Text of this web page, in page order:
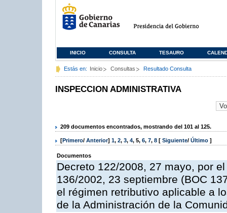
INICIO CONSULTA TESAURO
Estás en: Inicio Consultas Resultado Consulta
INSPECCION ADMINISTRATIVA
209 documentos encontrados, mostrando del 101 al 125.
[Primero/ Anterior] 1, 2, 3, 4, 5, 6, 7, 8 [ Siguiente/ Último ]
Documentos
Decreto 122/2008, 27 mayo, por
136/2002, 23 septiembre (BOC
el régimen retributivo aplicable a
de la Administración de la